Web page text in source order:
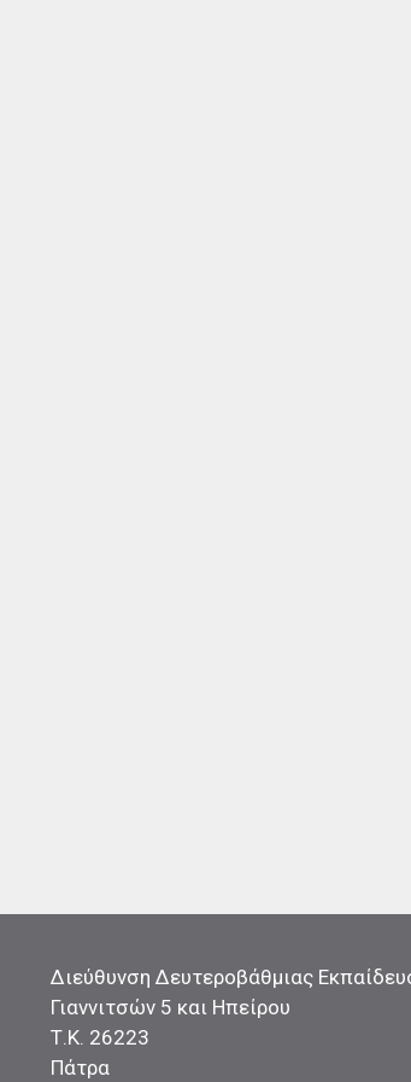
Διεύθυνση Δευτεροβάθμιας
Γιαννιτσών 5 και Ηπείρου
Τ.Κ. 26223
Πάτρα